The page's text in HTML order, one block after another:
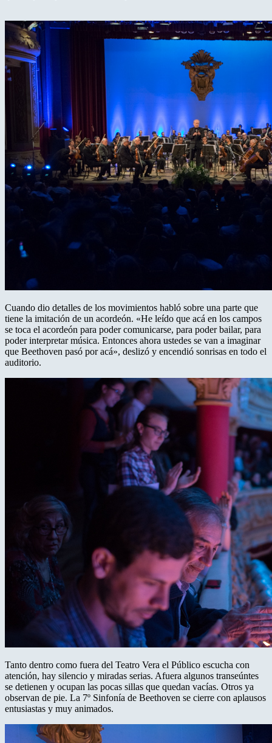
Cuando dio detalles de los movimientos habló sobre una parte que
tiene la imitación de un acordeón. «He leído que acá en los campos
se toca el acordeón para poder comunicarse, para poder bailar, para
poder interpretar música. Entonces ahora ustedes se van a imaginar
que Beethoven pasó por acá», deslizó y encendió sonrisas en todo el
auditorio.
Tanto dentro como fuera del Teatro Vera el Público escucha con
atención, hay silencio y miradas serias. Afuera algunos transeúntes
se detienen y ocupan las pocas sillas que quedan vacías. Otros ya
observan de pie. La 7º Sinfonía de Beethoven se cierre con aplausos
entusiastas y muy animados.